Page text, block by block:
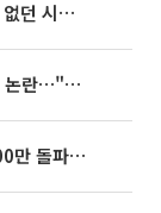
임영웅, 어느덧 데뷔 10주년⋯"가진 것 없던 시절, 내 앞엔 20명의 팬뿐"
김희철, '뒤집힌 태극기' 지적 후 정치색 논란…"좌우 떠나 우리나라 국기"
놀란 감독 '오디세이', 개봉 4일 만에 100만 돌파⋯'왕사남' 보다 빠르다